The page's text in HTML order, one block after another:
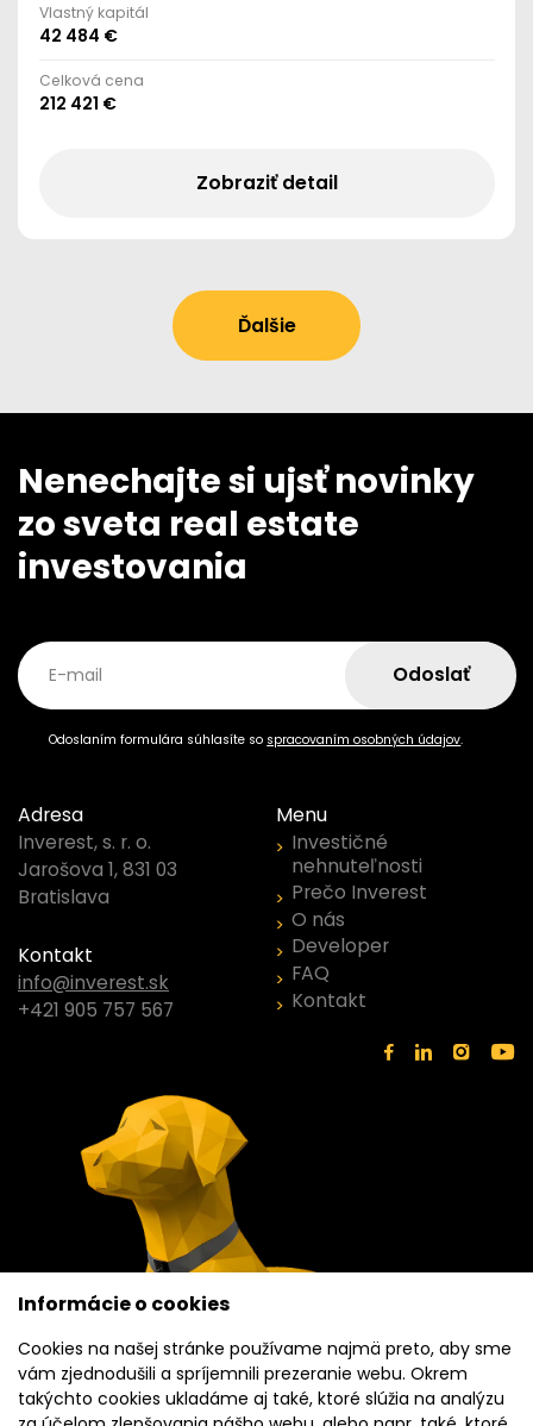
Vlastný kapitál
42 484 €
Celková cena
212 421 €
Zobraziť detail
Ďalšie
Nenechajte si ujsť novinky
zo sveta real estate
investovania
E-mail Odoslať
Odoslaním formulára súhlasíte so spracovaním osobných údajov.
Adresa
Inverest, s. r. o.
Jarošova 1, 831 03
Bratislava
Kontakt
info@inverest.sk
+421 905 757 567
Menu
Investičné
nehnuteľnosti
Prečo Inverest
O nás
Developer
FAQ
Kontakt
Informácie o cookies
Cookies na našej stránke používame najmä preto, aby sme
vám zjednodušili a spríjemnili prezeranie webu. Okrem
takýchto cookies ukladáme aj také, ktoré slúžia na analýzu